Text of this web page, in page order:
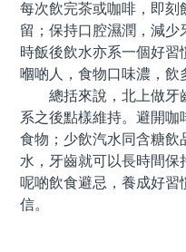
每次飲完茶或咖啡，即
留；保持口腔濕潤，減
時飯後飲水亦系一個好
嗰啲人，食物口味濃，飲
總括來說，北上做牙
系之後點樣維持。避開
食物；少飲汽水同含糖飲
水，牙齒就可以長時間保
呢啲飲食避忌，養成好習
信。